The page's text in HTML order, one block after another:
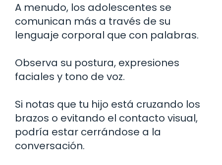
A menudo, los adolescentes se
comunican más a través de su
lenguaje corporal que con palabras.
Observa su postura, expresiones
faciales y tono de voz.
Si notas que tu hijo está cruzando los
brazos o evitando el contacto visual,
podría estar cerrándose a la
conversación.